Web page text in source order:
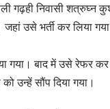
गढ़ही निवासी शत्रुघ्न
उसे भर्ती कर लिया
गया। बाद में उसे रेफर
उन्हें सौंप दिया गया।